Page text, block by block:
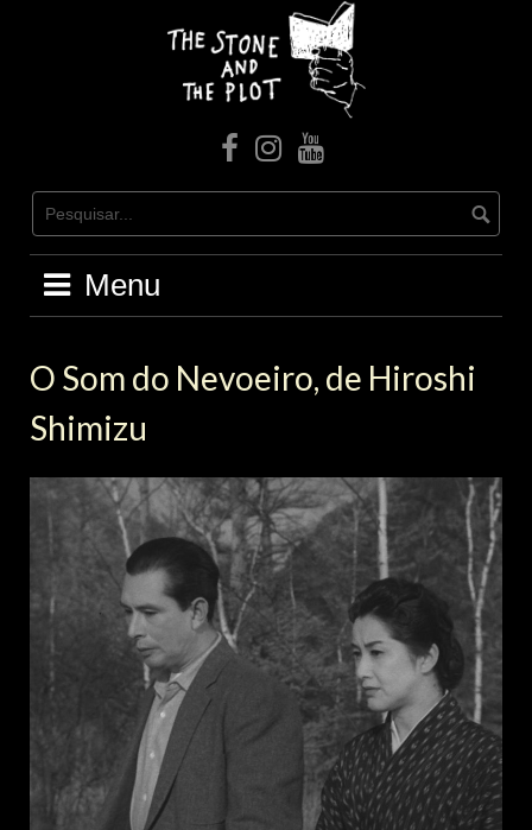
facebookInstagramYoutube
Menu
O Som do Nevoeiro, de Hiroshi
Shimizu